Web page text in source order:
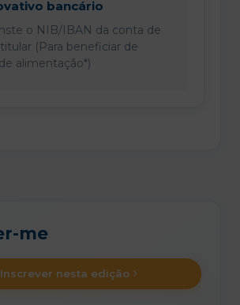
bancário
o NIB/IBAN da conta de
(Para beneficiar de
alimentação*)
me
Inscrever nesta edição